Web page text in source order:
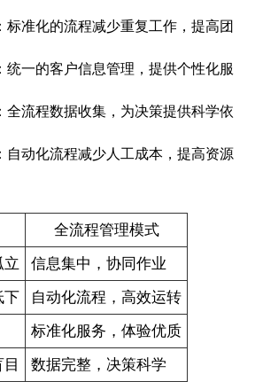
：标准化的流程减少重复工作，提高团
统一的客户信息管理，提供个性化服
：全流程数据收集，为决策提供科学依
自动化流程减少人工成本，提高资源
全流程管理模式
立
信息集中，协同作业
下
自动化流程，高效运转
标准化服务，体验优质
数据完整，决策科学